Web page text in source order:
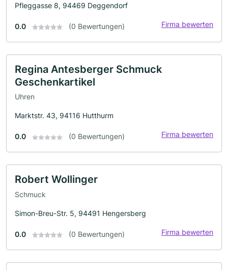
Pfleggasse 8, 94469 Deggendorf
0.0 (0 Bewertungen) Firma bewerten
Regina Antesberger Schmuck
Geschenkartikel
Uhren
Marktstr. 43, 94116 Hutthurm
0.0 (0 Bewertungen) Firma bewerten
Robert Wollinger
Schmuck
Simon-Breu-Str. 5, 94491 Hengersberg
0.0 (0 Bewertungen) Firma bewerten